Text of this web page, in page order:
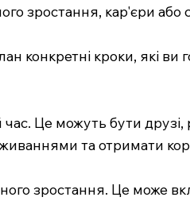
зростання, кар'єри або
конкретні кроки, які ви
Це можуть бути друзі,
та отримати
зростання. Це може